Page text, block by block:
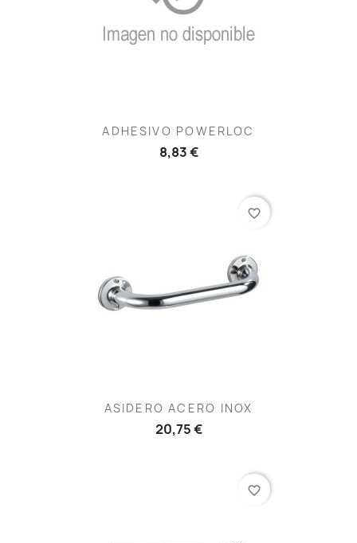
ADHESIVO POWERLOC
8,83 €
ASIDERO ACERO INOX
20,75 €
favorite_border
favorite_border